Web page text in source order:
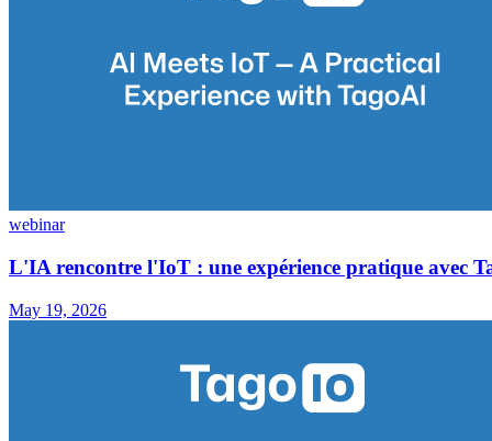
webinar
L'IA rencontre l'IoT : une expérience pratique avec
May 19, 2026